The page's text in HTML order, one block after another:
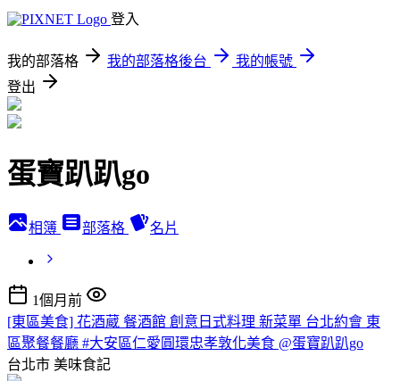
登入
我的部落格 我的部落格後台
我的帳號
登出
蛋寶趴趴go
相簿 部落格 名片
1個月前
[東區美食] 花酒蔵 餐酒館 創意日式料理 新菜單 台北約會 東
區聚餐餐廳 #大安區仁愛圓環忠孝敦化美食 @蛋寶趴趴go
台北市 美味食記